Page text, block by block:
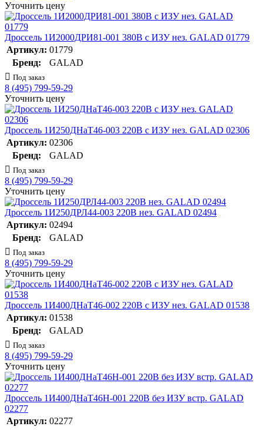
Уточнить цену
Дроссель 1И2000ДРИ81-001 380В с ИЗУ нез. GALAD 01779
Артикул: 01779
Бренд:
GALAD
Под заказ
8 (495) 799-59-29
Уточнить цену
Дроссель 1И250ДНаТ46-003 220В с ИЗУ нез. GALAD 02306
Артикул: 02306
Бренд:
GALAD
Под заказ
8 (495) 799-59-29
Уточнить цену
Дроссель 1И250ДРЛ44-003 220В нез. GALAD 02494
Артикул: 02494
Бренд:
GALAD
Под заказ
8 (495) 799-59-29
Уточнить цену
Дроссель 1И400ДНаТ46-002 220В с ИЗУ нез. GALAD 01538
Артикул: 01538
Бренд:
GALAD
Под заказ
8 (495) 799-59-29
Уточнить цену
Дроссель 1И400ДНаТ46Н-001 220В без ИЗУ встр. GALAD
02277
Артикул: 02277